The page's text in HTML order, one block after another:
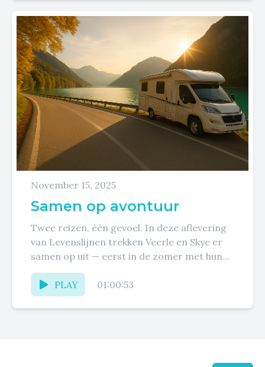
November 15, 2025
Samen op avontuur
Twee reizen, één gevoel. In deze aflevering
van Levenslijnen trekken Veerle en Skye er
samen op uit — eerst in de zomer met hun...
PLAY 01:00:53